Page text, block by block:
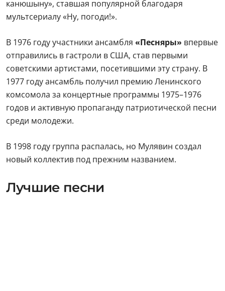
канюшыну», ставшая популярной благодаря
мультсериалу «Ну, погоди!».
В 1976 году участники ансамбля «Песняры» впервые
отправились в гастроли в США, став первыми
советскими артистами, посетившими эту страну. В
1977 году ансамбль получил премию Ленинского
комсомола за концертные программы 1975–1976
годов и активную пропаганду патриотической песни
среди молодежи.
В 1998 году группа распалась, но Мулявин создал
новый коллектив под прежним названием.
Лучшие песни